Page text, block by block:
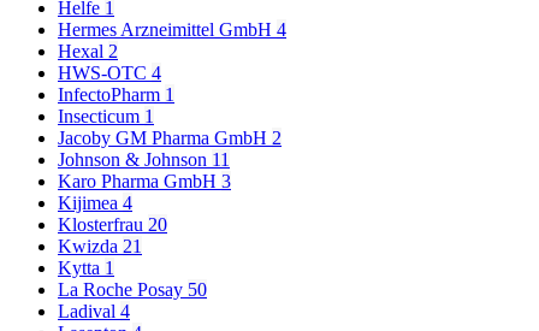
Helfe 1
Hermes Arzneimittel GmbH 4
Hexal 2
HWS-OTC 4
InfectoPharm 1
Insecticum 1
Jacoby GM Pharma GmbH 2
Johnson & Johnson 11
Karo Pharma GmbH 3
Kijimea 4
Klosterfrau 20
Kwizda 21
Kytta 1
La Roche Posay 50
Ladival 4